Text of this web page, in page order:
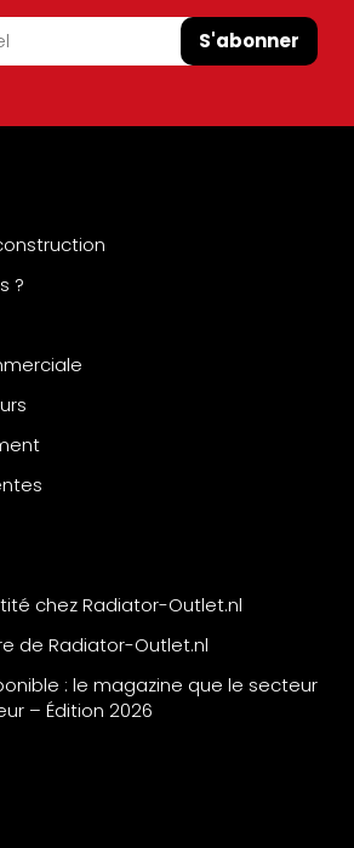
S'abonner
?
chez Radiator-Outlet.nl
de Radiator-Outlet.nl
: le magazine que le secteur
– Édition 2026